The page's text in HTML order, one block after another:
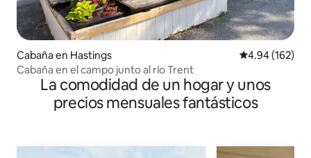
Cabaña en Hastings Calificación
4.94 (162)
Cabaña en el campo junto al río Trent
La comodidad de un hogar y unos
precios mensuales fantásticos